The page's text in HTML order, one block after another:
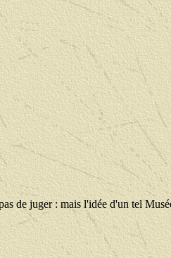
de juger : mais l'idée d'un tel